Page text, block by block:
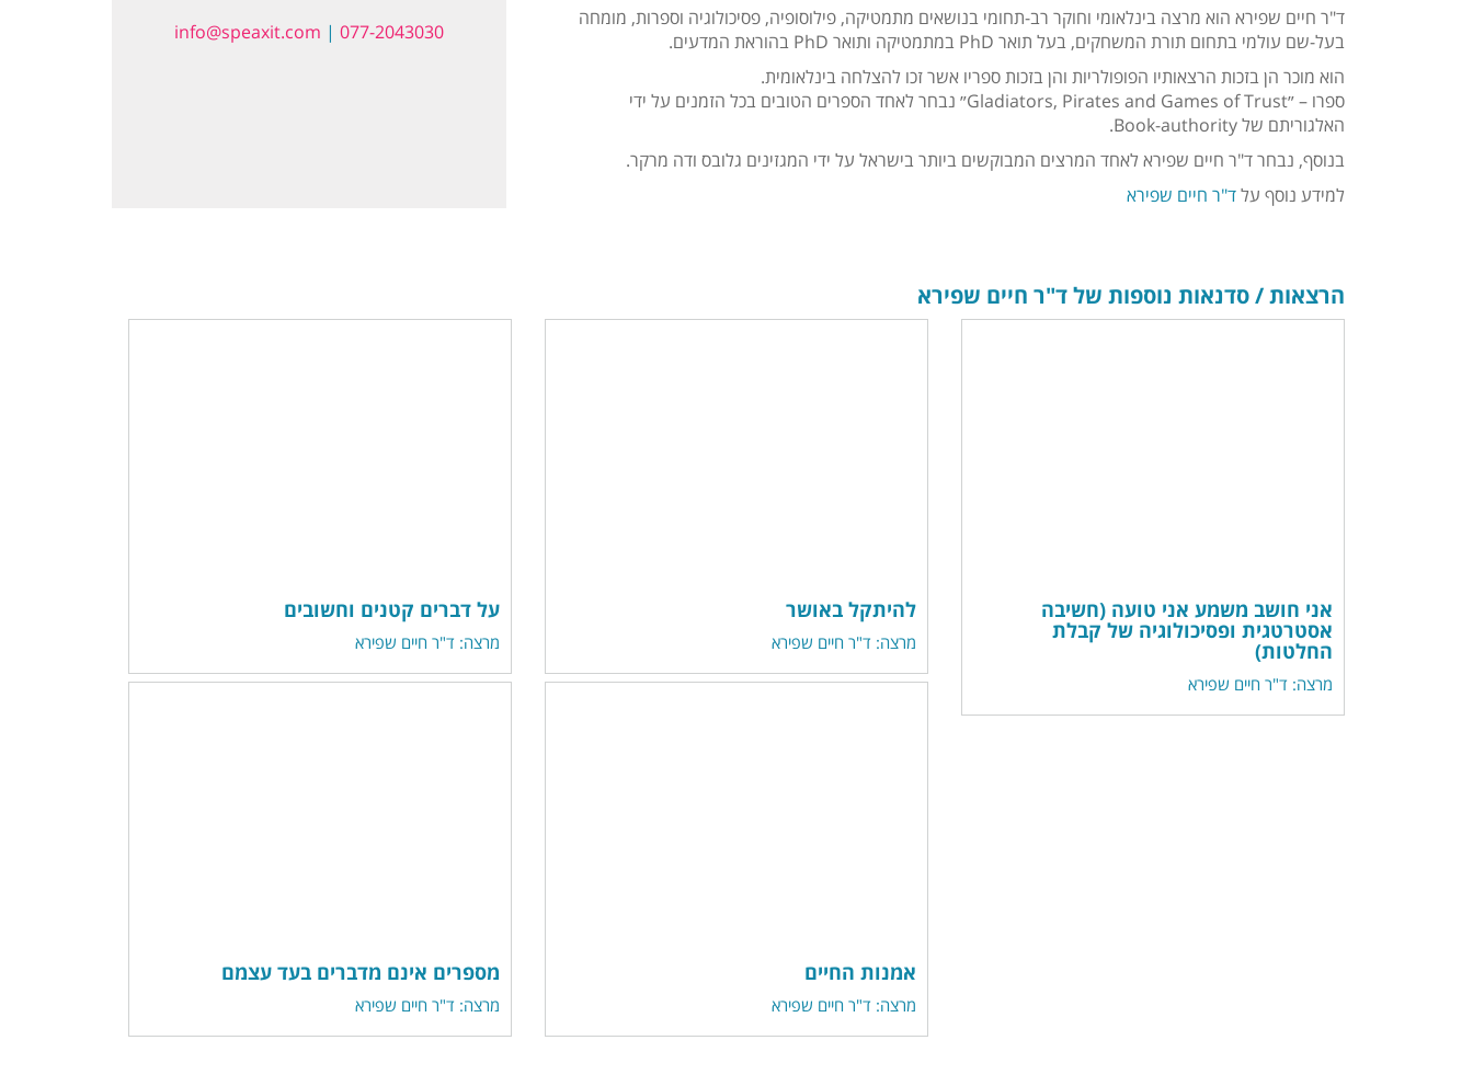
ד"ר חיים שפירא הוא מרצה בינלאומי וחוקר רב-תחומי בנושאים מתמטיקה, פילוסופיה, פסיכולוגיה וספרות, מומחה
בעל-שם עולמי בתחום תורת המשחקים, בעל תואר PhD במתמטיקה ותואר PhD בהוראת המדעים.
הוא מוכר הן בזכות הרצאותיו הפופולריות והן בזכות ספריו אשר זכו להצלחה בינלאומית.
ספרו – ״Gladiators, Pirates and Games of Trust״ נבחר לאחד הספרים הטובים בכל הזמנים על ידי
האלגוריתם של Book-authority.
בנוסף, נבחר ד"ר חיים שפירא לאחד המרצים המבוקשים ביותר בישראל על ידי המגזינים גלובס ודה מרקר.
למידע נוסף עלד"ר חיים שפירא
077-2043030
|
info@speaxit.com
הרצאות / סדנאות נוספות של ד"ר חיים שפירא
אני חושב משמע אני טועה (חשיבה
אסטרטגית ופסיכולוגיה של קבלת
החלטות)
מרצה: ד"ר חיים שפירא
להיתקל באושר
מרצה: ד"ר חיים שפירא
על דברים קטנים וחשובים
מרצה: ד"ר חיים שפירא
אמנות החיים
מרצה: ד"ר חיים שפירא
מספרים אינם מדברים בעד עצמם
מרצה: ד"ר חיים שפירא